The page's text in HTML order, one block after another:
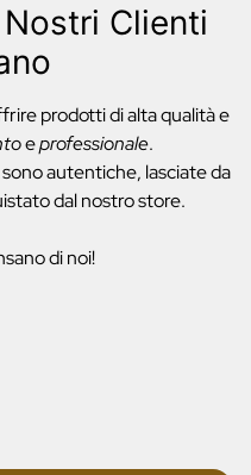
Clienti
prodotti di alta qualità e
eprofessionale.
autentiche, lasciate da
dal nostro store.
di noi!